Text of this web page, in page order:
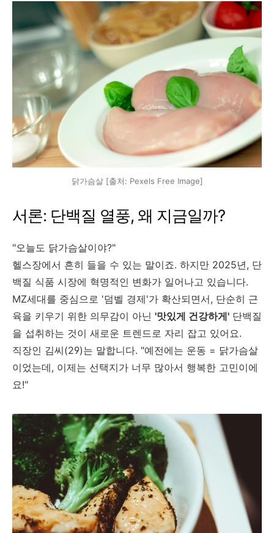
닭가슴살 [출처: Pexels Free Image]
서론: 단백질 열풍, 왜 지금일까?
"오늘도 닭가슴살이야?"
헬스장에서 흔히 들을 수 있는 말이죠. 하지만 2025년, 단
백질 식품 시장에 혁명적인 변화가 일어나고 있습니다.
MZ세대를 중심으로 '덤벨 경제'가 확산되면서, 단순히 근
육을 키우기 위한 의무감이 아닌 '맛있게 건강하게' 단백질
을 섭취하는 것이 새로운 트렌드로 자리 잡고 있어요.
직장인 김씨(29)는 말합니다. "예전에는 운동 = 닭가슴살
이었는데, 이제는 선택지가 너무 많아서 행복한 고민이에
요!"